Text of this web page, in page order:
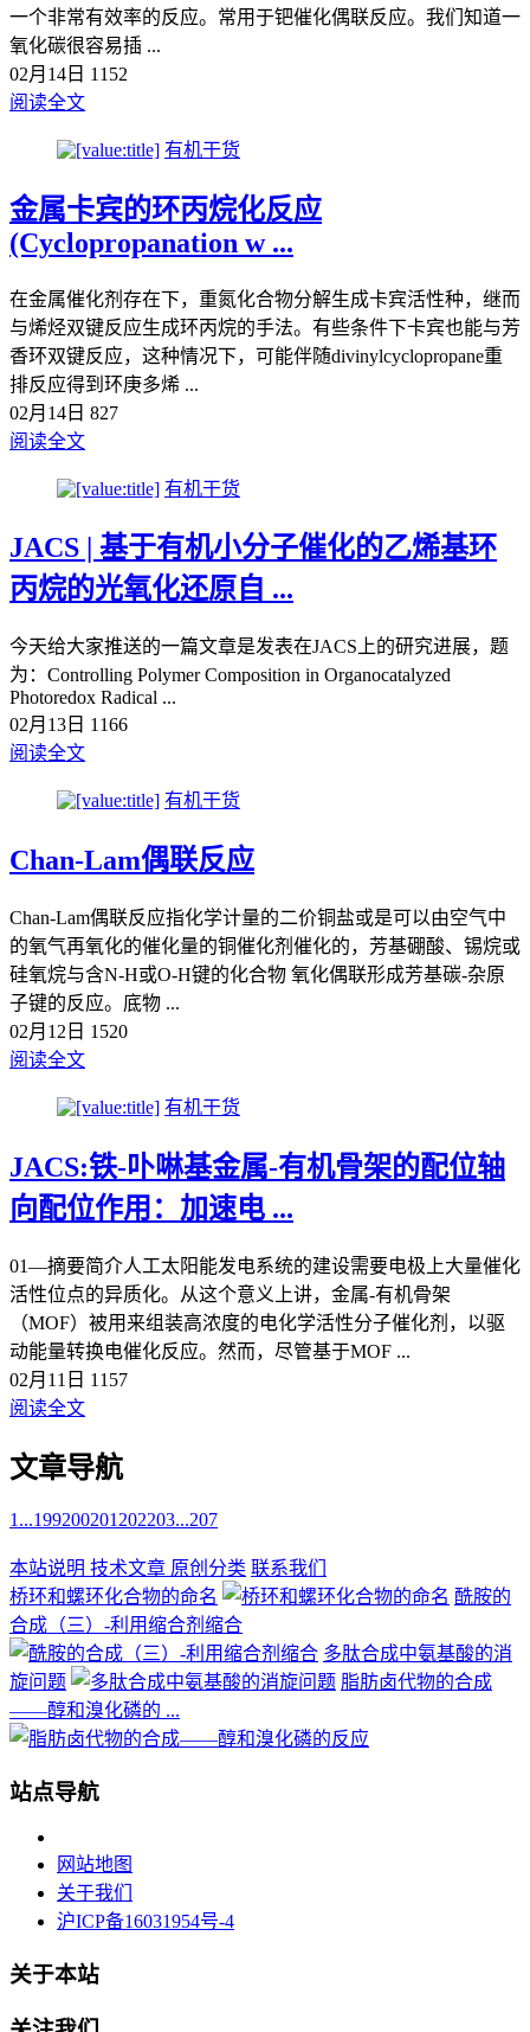
一个非常有效率的反应。常用于钯催化偶联反应。我们知道一
氧化碳很容易插 ...
02月14日 1152
阅读全文
有机干货
金属卡宾的环丙烷化反应
(Cyclopropanation w ...
在金属催化剂存在下，重氮化合物分解生成卡宾活性种，继而
与烯烃双键反应生成环丙烷的手法。有些条件下卡宾也能与芳
香环双键反应，这种情况下，可能伴随divinylcyclopropane重
排反应得到环庚多烯 ...
02月14日 827
阅读全文
有机干货
JACS | 基于有机小分子催化的乙烯基环
丙烷的光氧化还原自 ...
今天给大家推送的一篇文章是发表在JACS上的研究进展，题
为：Controlling Polymer Composition in Organocatalyzed
Photoredox Radical ...
02月13日 1166
阅读全文
有机干货
Chan-Lam偶联反应
Chan-Lam偶联反应指化学计量的二价铜盐或是可以由空气中
的氧气再氧化的催化量的铜催化剂催化的，芳基硼酸、锡烷或
硅氧烷与含N-H或O-H键的化合物 氧化偶联形成芳基碳-杂原
子键的反应。底物 ...
02月12日 1520
阅读全文
有机干货
JACS:铁-卟啉基金属-有机骨架的配位轴
向配位作用：加速电 ...
01—摘要简介人工太阳能发电系统的建设需要电极上大量催化
活性位点的异质化。从这个意义上讲，金属-有机骨架
（MOF）被用来组装高浓度的电化学活性分子催化剂，以驱
动能量转换电催化反应。然而，尽管基于MOF ...
02月11日 1157
阅读全文
文章导航
1 ...199200201 202203...207
本站说明 技术文章 原创分类 联系我们
桥环和螺环化合物的命名
酰胺的
合成（三）-利用缩合剂缩合
多肽合成中氨基酸的消
旋问题
脂肪卤代物的合成
——醇和溴化磷的 ...
站点导航
网站地图
关于我们
沪ICP备16031954号-4
关于本站